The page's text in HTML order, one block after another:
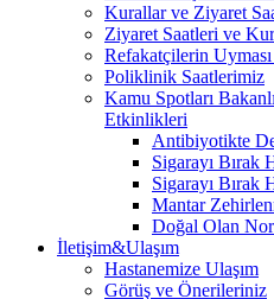
Kurallar ve Ziyaret
Ziyaret Saatleri ve
Refakatçilerin
Poliklinik Saatlerimiz
Kamu Spotları
Etkinlikleri
Antibiyotikte
Sigarayı Bırak
Sigarayı Bırak
Mantar
Doğal Olan
İletişim&Ulaşım
Hastanemize Ulaşım
Görüş ve Önerileriniz